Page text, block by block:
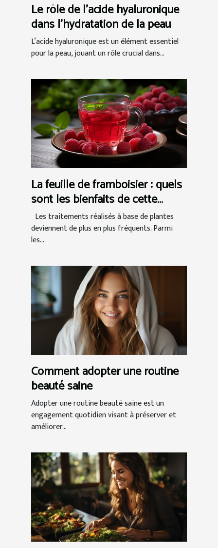
Le rôle de l'acide hyaluronique
dans l'hydratation de la peau
L’acide hyaluronique est un élément essentiel
pour la peau, jouant un rôle crucial dans...
La feuille de framboisier : quels
sont les bienfaits de cette
tisane naturelle ?
Les traitements réalisés à base de plantes
deviennent de plus en plus fréquents. Parmi
les...
Comment adopter une routine
beauté saine
Adopter une routine beauté saine est un
engagement quotidien visant à préserver et
améliorer...